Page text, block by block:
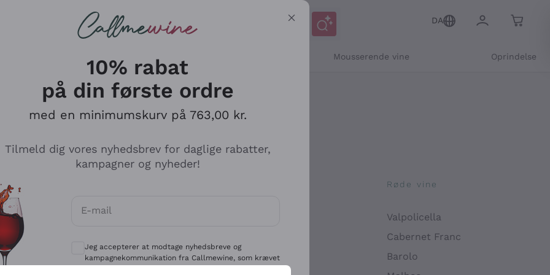
DA
Mousserende vine Oprindelse
Antinori
Ca' del Bosco
Gavi
Røde vine
Valpolicella
Cabernet Franc
Barolo
10% rabat
på din første ordre
med en minimumskurv på 763,00 kr.
Tilmeld dig vores nyhedsbrev for daglige rabatter,
kampagner og nyheder!
E-mail
Valgfrie samtykker for at modtage kommunikation og personlige tilbud
Jeg accepterer at modtage nyhedsbreve og
kampagnekommunikation fra Callmewine, som krævet